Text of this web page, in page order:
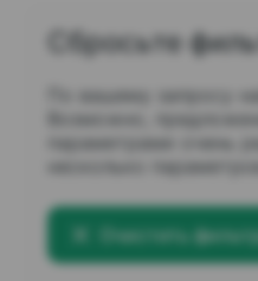
Сбросьте
По вашему запросу
Возможно,
параметрами очень
несколько параметров.
Очистить